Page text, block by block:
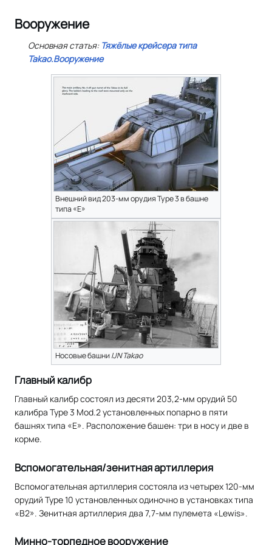
Вооружение
Основная статья: Тяжёлые крейсера типа
Takao.Вооружение
Внешний вид 203-мм орудия Type 3 в башне
типа «Е»
Носовые башниIJN Takao
Главный калибр
Главный калибр состоял из десяти 203,2-мм орудий 50
калибра Type 3 Mod.2 установленных попарно в пяти
башнях типа «Е». Расположение башен: три в носу и две в
корме.
Вспомогательная/зенитная артиллерия
Вспомогательная артиллерия состояла из четырех 120-мм
орудий Type 10 установленных одиночно в установках типа
«В2». Зенитная артиллерия два 7,7-мм пулемета «Lewis».
Минно-торпедное вооружение